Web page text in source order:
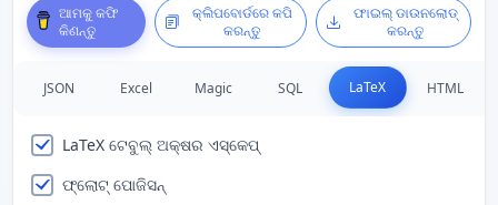
ଆମକୁ କଫି
କିଣନ୍ତୁ
କ୍ଲିପବୋର୍ଡରେ କପି
କରନ୍ତୁ
ଫାଇଲ୍ ଡାଉନଲୋଡ୍
କରନ୍ତୁ
JSON Excel Magic SQL LaTeX HTML
LaTeX ଟେବୁଲ୍ ଅକ୍ଷର ଏସ୍କେପ୍
ଫ୍ଲୋଟ୍ ପୋଜିସନ୍